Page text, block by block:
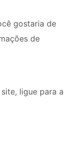
gostaria de
de
ligue para a